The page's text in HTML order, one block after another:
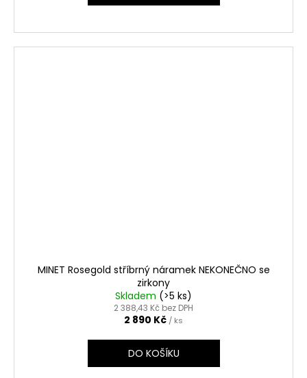
MINET Rosegold stříbrný náramek NEKONEČNO se
zirkony
Skladem (>5 ks)
2 388,43 Kč bez DPH
2 890 Kč / ks
DO KOŠÍKU